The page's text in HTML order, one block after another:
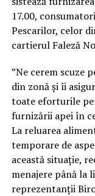
17.00,
Pescarilor, celor
cartierul Faleză
”Ne cerem
din zonă și îi
toate eforturile
furnizării apei în
La reluarea
temporare de
această situație,
menajere până la
reprezentanții